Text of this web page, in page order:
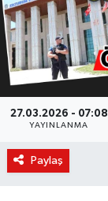
27.03.2026 - 07:08
YAYINLANMA
Paylaş
KÜLTÜR-
Magazin
Politika
Sağlık